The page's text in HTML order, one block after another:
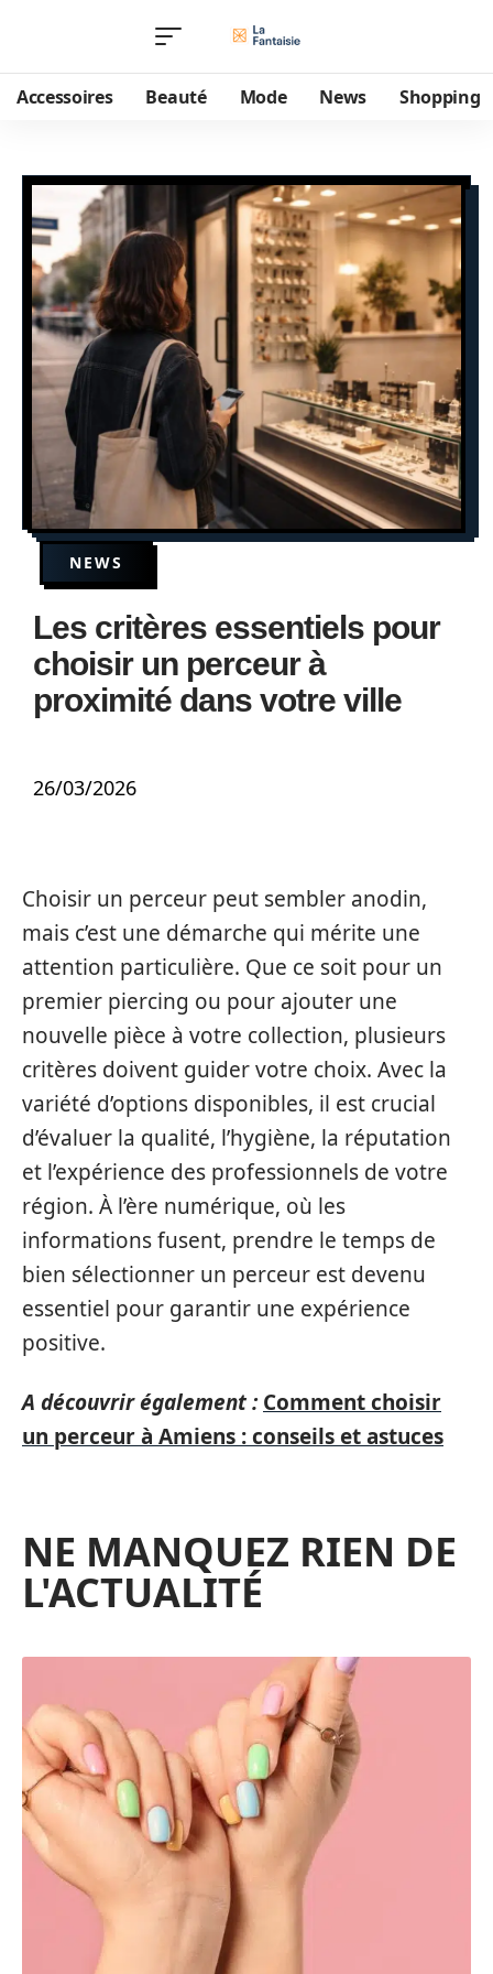
Accessoires Beauté Mode News Shopping
NEWS
Les critères essentiels pour
choisir un perceur à
proximité dans votre ville
26/03/2026
Choisir un perceur peut sembler anodin,
mais c’est une démarche qui mérite une
attention particulière. Que ce soit pour un
premier piercing ou pour ajouter une
nouvelle pièce à votre collection, plusieurs
critères doivent guider votre choix. Avec la
variété d’options disponibles, il est crucial
d’évaluer la qualité, l’hygiène, la réputation
et l’expérience des professionnels de votre
région. À l’ère numérique, où les
informations fusent, prendre le temps de
bien sélectionner un perceur est devenu
essentiel pour garantir une expérience
positive.
A découvrir également : Comment choisir
un perceur à Amiens : conseils et astuces
NE MANQUEZ RIEN DE
L'ACTUALITÉ